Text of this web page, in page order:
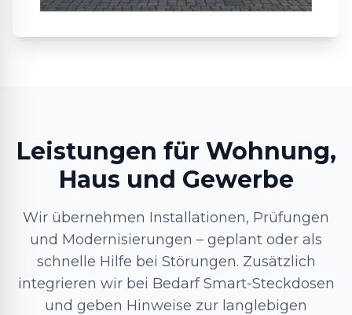
Leistungen für Wohnung,
Haus und Gewerbe
Wir übernehmen Installationen, Prüfungen
und Modernisierungen – geplant oder als
schnelle Hilfe bei Störungen. Zusätzlich
integrieren wir bei Bedarf Smart-Steckdosen
und geben Hinweise zur langlebigen